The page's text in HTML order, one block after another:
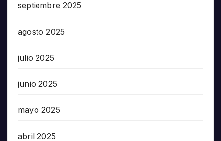
septiembre 2025
agosto 2025
julio 2025
junio 2025
mayo 2025
abril 2025